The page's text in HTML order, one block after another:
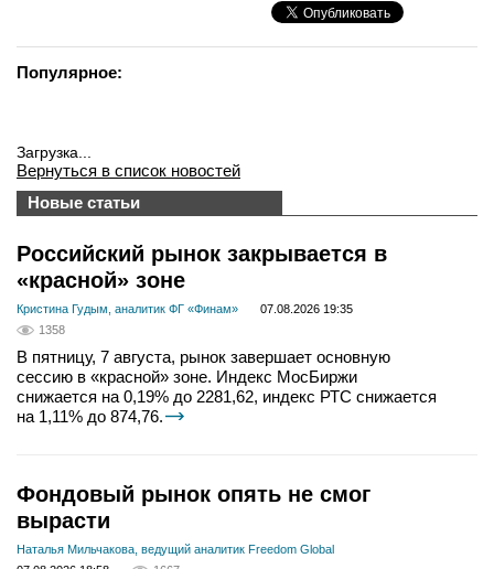
Популярное:
Загрузка...
Вернуться в список новостей
Новые статьи
Российский рынок закрывается в
«красной» зоне
Кристина Гудым, аналитик ФГ «Финам»
07.08.2026 19:35
1358
В пятницу, 7 августа, рынок завершает основную
сессию в «красной» зоне. Индекс МосБиржи
снижается на 0,19% до 2281,62, индекс РТС снижается
на 1,11% до 874,76.
Фондовый рынок опять не смог
вырасти
Наталья Мильчакова, ведущий аналитик Freedom Global